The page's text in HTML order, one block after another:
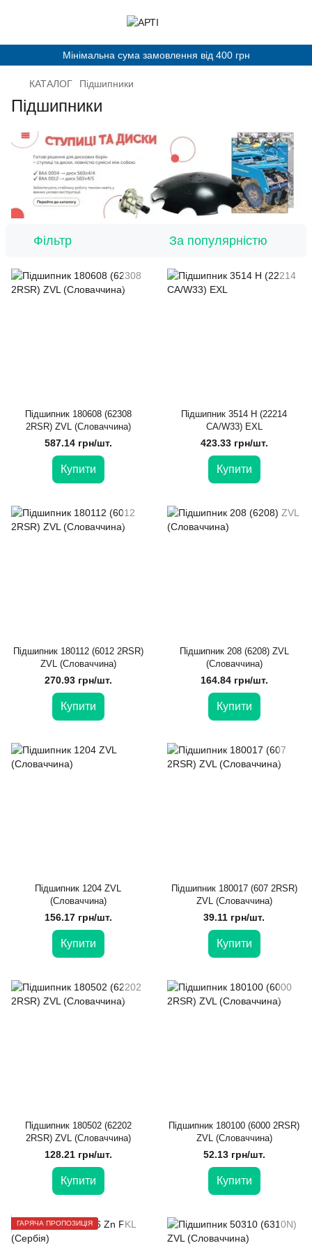
Мінімальна сума замовлення від 400 грн
КАТАЛОГ Підшипники
Підшипники
Фільтр За популярністю
Підшипник 180608 (62308
2RSR) ZVL (Словаччина)
587.14 грн/шт.
Купити
Підшипник 3514 H (22214
CA/W33) ЕXL
423.33 грн/шт.
Купити
Підшипник 180112 (6012 2RSR)
ZVL (Словаччина)
270.93 грн/шт.
Купити
Підшипник 208 (6208) ZVL
(Словаччина)
164.84 грн/шт.
Купити
Підшипник 1204 ZVL
(Словаччина)
156.17 грн/шт.
Купити
Підшипник 180017 (607 2RSR)
ZVL (Словаччина)
39.11 грн/шт.
Купити
Підшипник 180502 (62202
2RSR) ZVL (Словаччина)
128.21 грн/шт.
Купити
Підшипник 180100 (6000 2RSR)
ZVL (Словаччина)
52.13 грн/шт.
Купити
ГАРЯЧА ПРОПОЗИЦІЯ